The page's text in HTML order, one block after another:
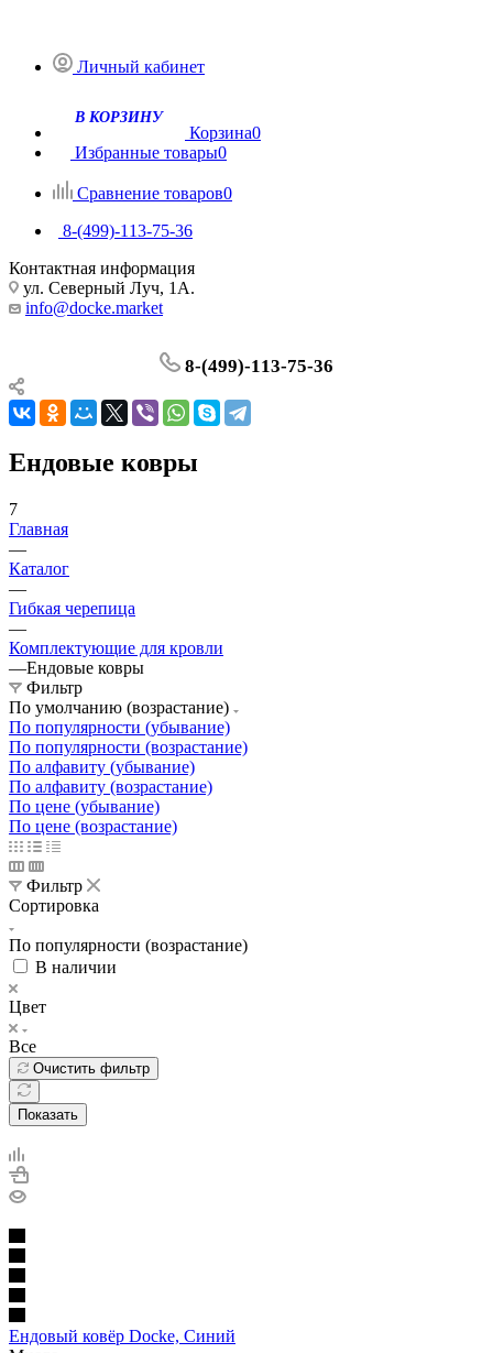
Личный кабинет
Корзина0
Избранные товары0
Сравнение товаров0
8-(499)-113-75-36
Контактная информация
ул. Северный Луч, 1А.
info@docke.market
8-(499)-113-75-36
Ендовые ковры
7
Главная
—
Каталог
—
Гибкая черепица
—
Комплектующие для кровли
—Ендовые ковры
Фильтр
По умолчанию (возрастание)
По популярности (убывание)
По популярности (возрастание)
По алфавиту (убывание)
По алфавиту (возрастание)
По цене (убывание)
По цене (возрастание)
Фильтр
Сортировка
По популярности (возрастание)
В наличии
Цвет
Все
Очистить фильтр
Показать
Ендовый ковёр Docke, Синий